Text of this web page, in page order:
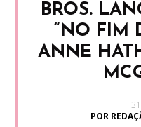
BROS.
“NO FIM
ANNE
POR